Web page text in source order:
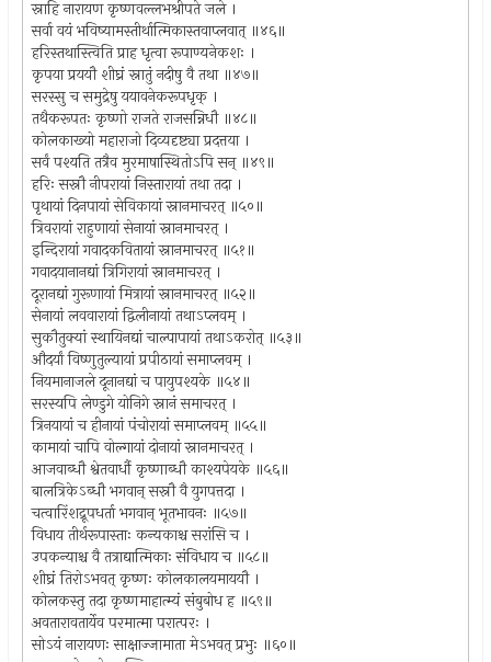
स्नाहि नारायण कृष्णवल्लभश्रीपते जले ।
सर्वा वयं भविष्यामस्तीर्थात्मिकास्तवाप्लवात् ॥४६॥
हरिस्तथास्त्विति प्राह धृत्वा रूपाण्यनेकशः ।
कृपया प्रययौ शीघ्रं स्नातुं नदीषु वै तथा ॥४७॥
सरस्सु च समुद्रेषु ययावनेकरूपधृक् ।
तथैकरूपतः कृष्णो राजते राजसन्निधौ ॥४८॥
कोलकाख्यो महाराजो दिव्यदृष्ट्या प्रदत्तया ।
सर्वं पश्यति तत्रैव मुरमाषास्थितोऽपि सन् ॥४९॥
हरिः सस्नौ नीपरायां निस्तारायां तथा तदा ।
पृथायां दिनपायां सेविकायां स्नानमाचरत् ॥५०॥
त्रिवरायां राहुणायां सेनायां स्नानमाचरत् ।
इन्दिरायां गवादकवितायां स्नानमाचरत् ॥५१॥
गवादयानानद्यां त्रिगिरायां स्नानमाचरत् ।
दूरानद्यां गुरूणायां मित्रायां स्नानमाचरत् ॥५२॥
सेनायां लववारायां द्विलीनायां तथाऽप्लवम् ।
सुकौतुक्यां स्थायिनद्यां चाल्पापायां तथाऽकरोत् ॥५३॥
औदर्यां विष्णुतुल्यायां प्रपीठायां समाप्लवम् ।
नियमानाजले दूनानद्यां च पायुपश्यके ॥५४॥
सरस्यपि लेण्डुगे योनिगे स्नानं समाचरत् ।
त्रिनयायां च हीनायां पंचोरायां समाप्लवम् ॥५५॥
कामायां चापि वोल्गायां दोनायां स्नानमाचरत् ।
आजवाब्धौ श्वेतवार्धौ कृष्णाब्धौ काश्यपेयके ॥५६॥
बालत्रिकेऽब्धौ भगवान् सस्नौ वै युगपत्तदा ।
चत्वारिंशद्रूपधर्ता भगवान् भूतभावनः ॥५७॥
विधाय तीर्थरूपास्ताः कन्यकाश्च सरांसि च ।
उपकन्याश्च वै तत्राद्यात्मिकाः संविधाय च ॥५८॥
शीघ्रं तिरोऽभवत् कृष्णः कोलकालयमाययौ ।
कोलकस्तु तदा कृष्णमाहात्म्यं संबुबोध ह ॥५९॥
अवतारावतार्येव परमात्मा परात्परः ।
सोऽयं नारायणः साक्षाज्जामाता मेऽभवत् प्रभुः ॥६०॥